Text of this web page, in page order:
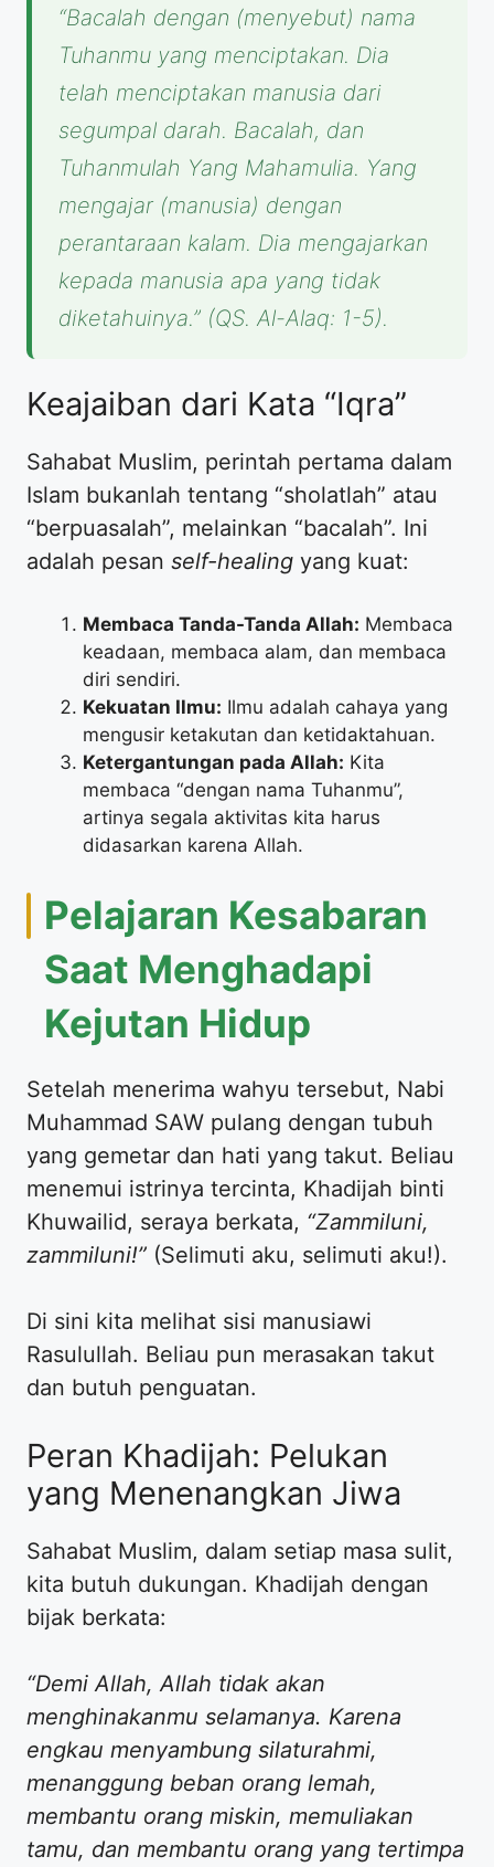
“Bacalah dengan (menyebut) nama
Tuhanmu yang menciptakan. Dia
telah menciptakan manusia dari
segumpal darah. Bacalah, dan
Tuhanmulah Yang Mahamulia. Yang
mengajar (manusia) dengan
perantaraan kalam. Dia mengajarkan
kepada manusia apa yang tidak
diketahuinya.” (QS. Al-Alaq: 1-5).
​Keajaiban dari Kata “Iqra”
​Sahabat Muslim, perintah pertama dalam
Islam bukanlah tentang “sholatlah” atau
“berpuasalah”, melainkan “bacalah”. Ini
adalah pesan self-healing yang kuat:
Membaca Tanda-Tanda Allah: Membaca
keadaan, membaca alam, dan membaca
diri sendiri.
Kekuatan Ilmu: Ilmu adalah cahaya yang
mengusir ketakutan dan ketidaktahuan.
Ketergantungan pada Allah: Kita
membaca “dengan nama Tuhanmu”,
artinya segala aktivitas kita harus
didasarkan karena Allah.
​Pelajaran Kesabaran
Saat Menghadapi
Kejutan Hidup
​Setelah menerima wahyu tersebut, Nabi
Muhammad SAW pulang dengan tubuh
yang gemetar dan hati yang takut. Beliau
menemui istrinya tercinta, Khadijah binti
Khuwailid, seraya berkata, “Zammiluni,
zammiluni!” (Selimuti aku, selimuti aku!).
​Di sini kita melihat sisi manusiawi
Rasulullah. Beliau pun merasakan takut
dan butuh penguatan.
​Peran Khadijah: Pelukan
yang Menenangkan Jiwa
​Sahabat Muslim, dalam setiap masa sulit,
kita butuh dukungan. Khadijah dengan
bijak berkata:
“Demi Allah, Allah tidak akan
menghinakanmu selamanya. Karena
engkau menyambung silaturahmi,
menanggung beban orang lemah,
membantu orang miskin, memuliakan
tamu, dan membantu orang yang tertimpa